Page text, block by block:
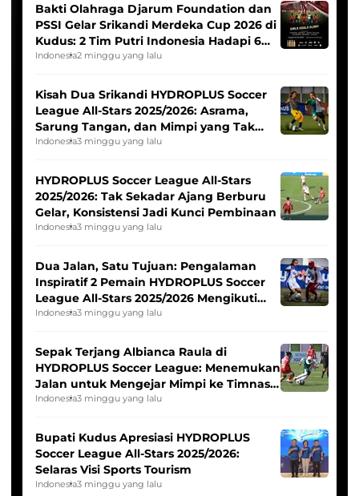
Bakti Olahraga Djarum Foundation dan
PSSI Gelar Srikandi Merdeka Cup 2026 di
Kudus: 2 Tim Putri Indonesia Hadapi 6
Tim Asia
Indonesia2 minggu yang lalu
Kisah Dua Srikandi HYDROPLUS Soccer
League All-Stars 2025/2026: Asrama,
Sarung Tangan, dan Mimpi yang Tak
Pernah Padam
Indonesia3 minggu yang lalu
HYDROPLUS Soccer League All-Stars
2025/2026: Tak Sekadar Ajang Berburu
Gelar, Konsistensi Jadi Kunci Pembinaan
Indonesia3 minggu yang lalu
Dua Jalan, Satu Tujuan: Pengalaman
Inspiratif 2 Pemain HYDROPLUS Soccer
League All-Stars 2025/2026 Mengikuti
Seleksi Timnas Indonesia Putri
Indonesia3 minggu yang lalu
Sepak Terjang Albianca Raula di
HYDROPLUS Soccer League: Menemukan
Jalan untuk Mengejar Mimpi ke Timnas
Indonesia Putri
Indonesia3 minggu yang lalu
Bupati Kudus Apresiasi HYDROPLUS
Soccer League All-Stars 2025/2026:
Selaras Visi Sports Tourism
Indonesia3 minggu yang lalu